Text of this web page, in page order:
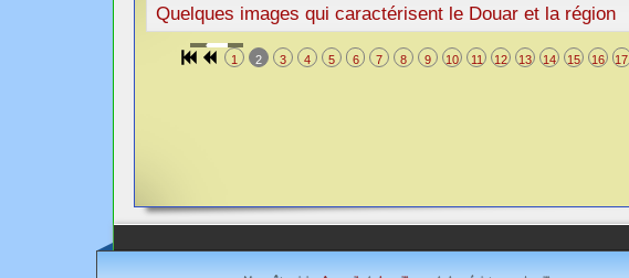
Quelques images qui caractérisent le Douar et la région
1 2 3 4 5 6 7 8 9 10 11 12 13 14 15 16 17